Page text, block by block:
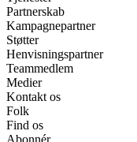
Partnerskab
Kampagnepartner
Støtter
Henvisningspartner
Teammedlem
Medier
Kontakt os
Folk
Find os